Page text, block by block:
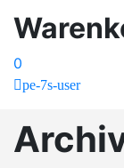
0
pe-7s-user